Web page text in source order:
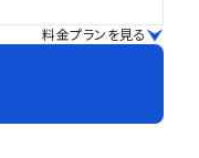
料金プランを見る